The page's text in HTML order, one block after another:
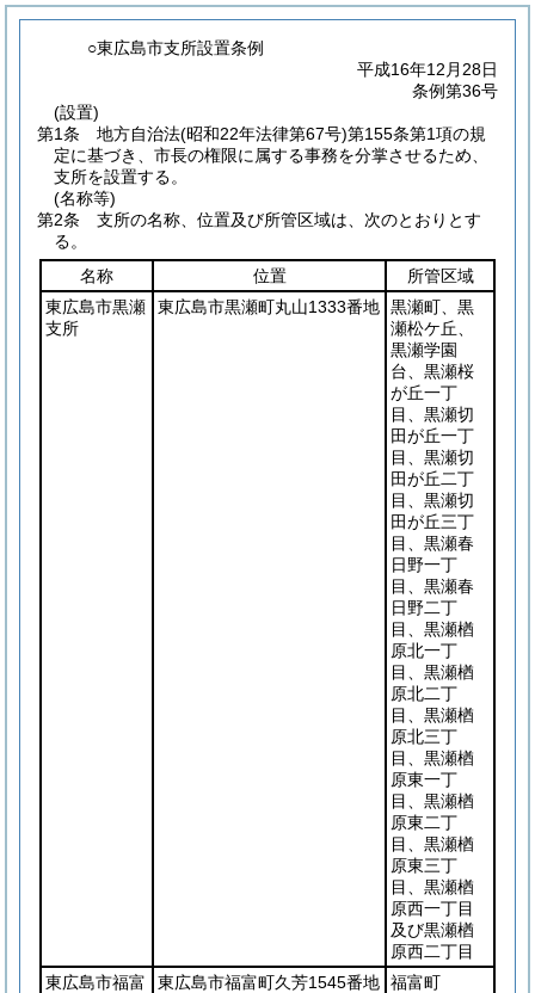
○東広島市支所設置条例
平成16年12月28日
条例第36号
(設置)
第1条
地方自治法(昭和22年法律第67号)第155条第1項の規
定に基づき、市長の権限に属する事務を分掌させるため、
支所を設置する。
(名称等)
第2条
支所の名称、位置及び所管区域は、次のとおりとす
る。
名称
位置
所管区域
東広島市黒瀬
支所
東広島市黒瀬町丸山1333番地 黒瀬町、黒
瀬松ケ丘、
黒瀬学園
台、黒瀬桜
が丘一丁
目、黒瀬切
田が丘一丁
目、黒瀬切
田が丘二丁
目、黒瀬切
田が丘三丁
目、黒瀬春
日野一丁
目、黒瀬春
日野二丁
目、黒瀬楢
原北一丁
目、黒瀬楢
原北二丁
目、黒瀬楢
原北三丁
目、黒瀬楢
原東一丁
目、黒瀬楢
原東二丁
目、黒瀬楢
原東三丁
目、黒瀬楢
原西一丁目
及び黒瀬楢
原西二丁目
東広島市福富
東広島市福富町久芳1545番地 福富町